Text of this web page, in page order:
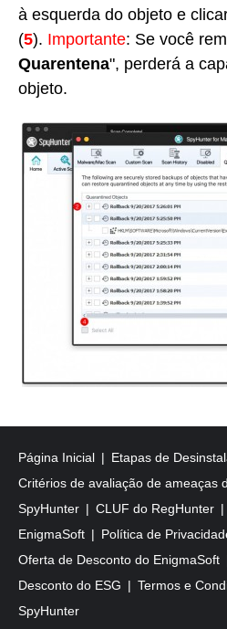
à esquerda do objeto e
(5). Importante: Se você
Quarentena", perderá a
objeto.
Página Inicial
Etapas de
Critérios de avaliação de ameaças
SpyHunter
CLUF do RegHunter
EnigmaSoft
Política de
Oferta de Desconto do EnigmaSoft
Desconto do ESG
Termos e
SpyHunter